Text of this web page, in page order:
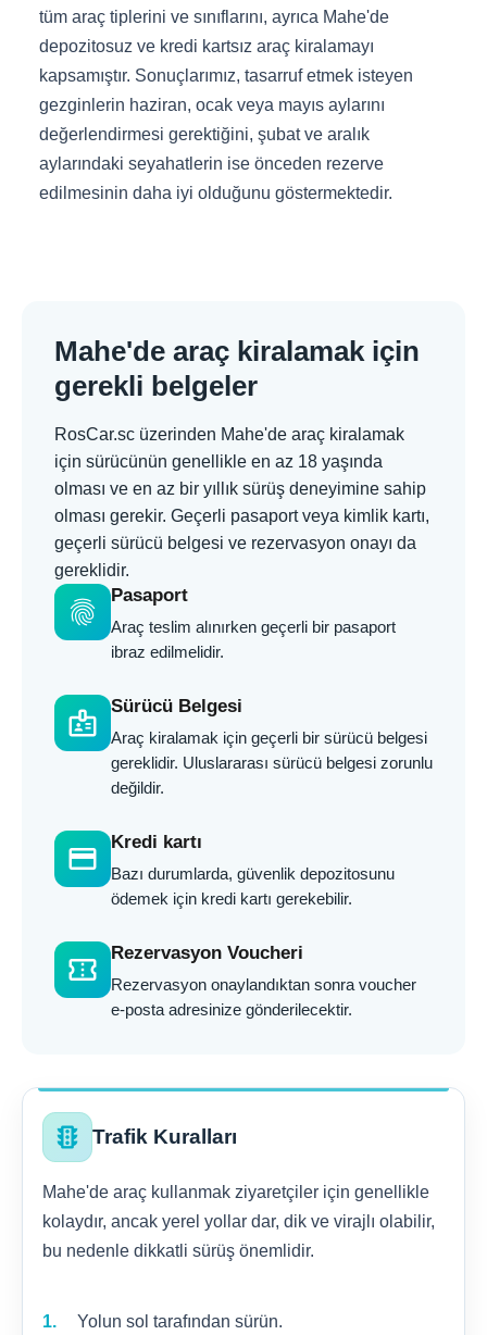
tüm araç tiplerini ve sınıflarını, ayrıca Mahe'de
depozitosuz ve kredi kartsız araç kiralamayı
kapsamıştır. Sonuçlarımız, tasarruf etmek isteyen
gezginlerin haziran, ocak veya mayıs aylarını
değerlendirmesi gerektiğini, şubat ve aralık
aylarındaki seyahatlerin ise önceden rezerve
edilmesinin daha iyi olduğunu göstermektedir.
Mahe'de araç kiralamak için
gerekli belgeler
RosCar.sc üzerinden Mahe'de araç kiralamak
için sürücünün genellikle en az 18 yaşında
olması ve en az bir yıllık sürüş deneyimine sahip
olması gerekir. Geçerli pasaport veya kimlik kartı,
geçerli sürücü belgesi ve rezervasyon onayı da
gereklidir.
fingerprint
Pasaport
Araç teslim alınırken geçerli bir pasaport
ibraz edilmelidir.
badge
Sürücü Belgesi
Araç kiralamak için geçerli bir sürücü belgesi
gereklidir. Uluslararası sürücü belgesi zorunlu
değildir.
credit_card
Kredi kartı
Bazı durumlarda, güvenlik depozitosunu
ödemek için kredi kartı gerekebilir.
confirmation_number
Rezervasyon Voucheri
Rezervasyon onaylandıktan sonra voucher
e-posta adresinize gönderilecektir.
traffic Trafik Kuralları
Mahe'de araç kullanmak ziyaretçiler için genellikle
kolaydır, ancak yerel yollar dar, dik ve virajlı olabilir,
bu nedenle dikkatli sürüş önemlidir.
Yolun sol tarafından sürün.